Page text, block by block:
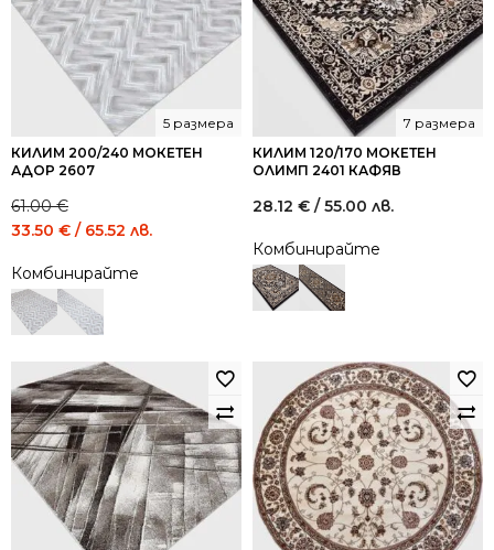
КИЛИМ 200/240 МОКЕТЕН
АДОР 2607
5 размера
61.00€
Original
was:
61.00 €
/
33.50 € / 65.52 лв.
Комбинирайте
КИЛИМ 120/170 МОКЕТЕН
ОЛИМП 2401 КАФЯВ
7 размера
28.12 € / 55.00 лв.
Комбинирайте